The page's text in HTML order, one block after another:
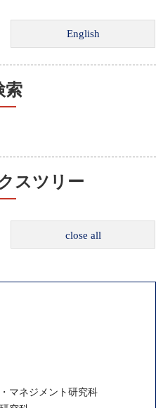
索
スツリー
close all
マネジメント研究科